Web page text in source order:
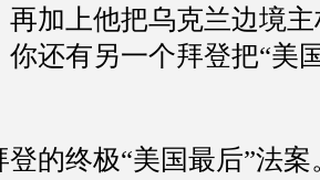
再加上他把乌克兰边境
你还有另一个拜登把“美
登的终极“美国最后”法